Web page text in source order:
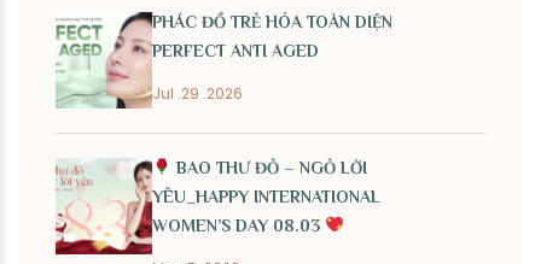
PHÁC ĐỒ TRẺ HÓA TOÀN DIỆN
PERFECT ANTI AGED
Jul .29 .2026
BAO THƯ ĐỎ – NGỎ LỜI
YÊU_HAPPY INTERNATIONAL
WOMEN’S DAY 08.03